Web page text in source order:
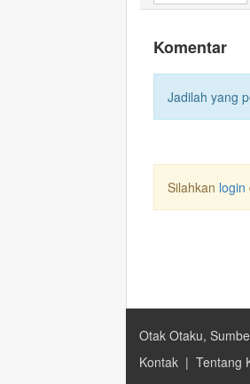
Komentar
Jadilah yang
Silahkan login
Otak Otaku,
Kontak | Tentang